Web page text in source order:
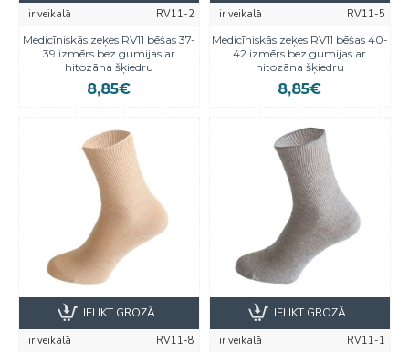
ir veikalā
RV11-2
Medicīniskās zeķes RV11 bēšas 37-
39 izmērs bez gumijas ar
hitozāna šķiedru
8,85€
ir veikalā
RV11-5
Medicīniskās zeķes RV11 bēšas 40-
42 izmērs bez gumijas ar
hitozāna šķiedru
8,85€
ir veikalā
RV11-8
IELIKT GROZĀ
ir veikalā
RV11-1
IELIKT GROZĀ